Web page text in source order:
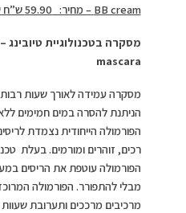
BB cream – מחיר: 59.90 ש”ח ₪, לתכולת: 50 מ”ל
מסקרה בטכנולוגיית טיובינג –
mascara
מסקרה עמידה לאורך שעות רבות,
הניתנת להסרה במים חמימים
הפורמולה הייחודית נצמדת
רכים, זוהרים ומורמים. בעלת
הפורמולה עוטפת את הריסים
מבלי להתפורר. הפורמולה
מרכיבים מרככים ותערובת